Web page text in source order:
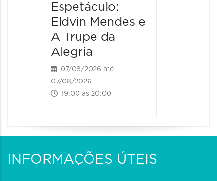
Espetáculo:
Eldvin Mendes e
A Trupe da
Alegria
07/08/2026 até
07/08/2026
19:00 às 20:00
INFORMAÇÕES ÚTEIS